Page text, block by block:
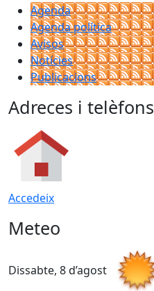
Agenda
Agenda política
Avisos
Notícies
Publicacions
Adreces i telèfons
Accedeix
Meteo
Dissabte, 8 d’agost